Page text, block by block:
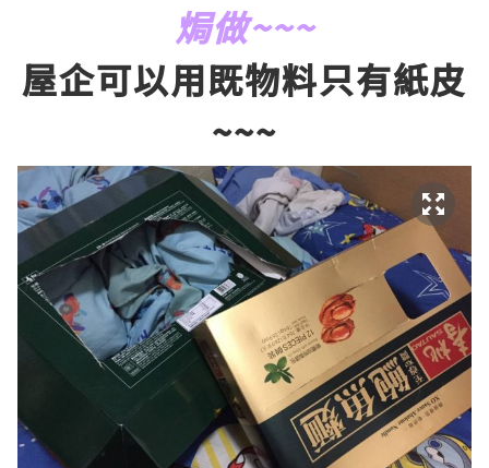
焗做~~~
屋企可以用既物料只有紙皮
~~~